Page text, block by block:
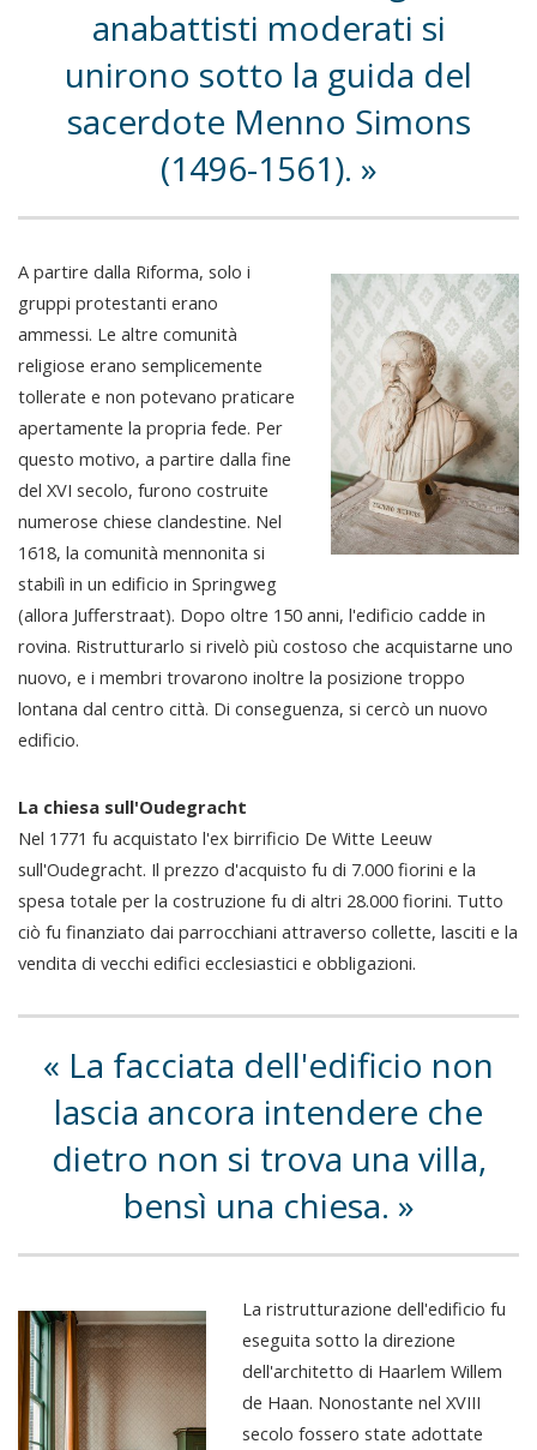
anabattisti moderati si
unirono sotto la guida del
sacerdote Menno Simons
(1496-1561).
A partire dalla Riforma, solo i
gruppi protestanti erano
ammessi. Le altre comunità
religiose erano semplicemente
tollerate e non potevano praticare
apertamente la propria fede. Per
questo motivo, a partire dalla fine
del XVI secolo, furono costruite
numerose chiese clandestine. Nel
1618, la comunità mennonita si
stabilì in un edificio in Springweg
(allora Jufferstraat). Dopo oltre 150 anni, l'edificio cadde in
rovina. Ristrutturarlo si rivelò più costoso che acquistarne uno
nuovo, e i membri trovarono inoltre la posizione troppo
lontana dal centro città. Di conseguenza, si cercò un nuovo
edificio.
La chiesa sull'Oudegracht
Nel 1771 fu acquistato l'ex birrificio De Witte Leeuw
sull'Oudegracht. Il prezzo d'acquisto fu di 7.000 fiorini e la
spesa totale per la costruzione fu di altri 28.000 fiorini. Tutto
ciò fu finanziato dai parrocchiani attraverso collette, lasciti e la
vendita di vecchi edifici ecclesiastici e obbligazioni.
La facciata dell'edificio non
lascia ancora intendere che
dietro non si trova una villa,
bensì una chiesa.
La ristrutturazione dell'edificio fu
eseguita sotto la direzione
dell'architetto di Haarlem Willem
de Haan. Nonostante nel XVIII
secolo fossero state adottate